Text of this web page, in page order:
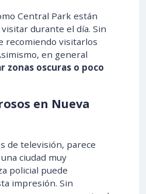
Central Park están
durante el día. Sin
recomiendo visitarlos
en general
zonas oscuras o poco
en Nueva
de televisión, parece
ciudad muy
policial puede
impresión. Sin